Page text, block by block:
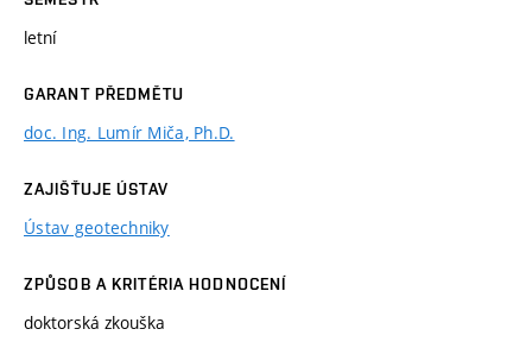
letní
GARANT PŘEDMĚTU
doc. Ing. Lumír Miča, Ph.D.
ZAJIŠŤUJE ÚSTAV
Ústav geotechniky
ZPŮSOB A KRITÉRIA HODNOCENÍ
doktorská zkouška